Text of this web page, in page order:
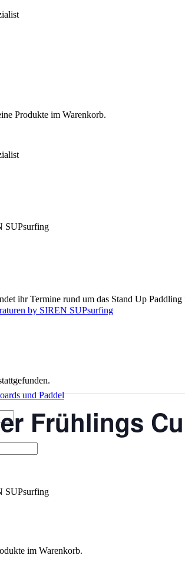
Produkte im Warenkorb.
by SIREN SUPsurfing
und Paddel
im Warenkorb.
ihr Termine rund um das Stand Up
Frühlings